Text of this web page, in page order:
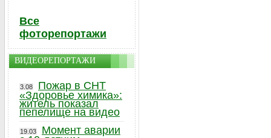
Все
фоторепортажи
ВИДЕОРЕПОРТАЖИ
3.08
Пожар в СНТ
«Здоровье химика»:
житель показал
пепелище на видео
19.03
Момент аварии